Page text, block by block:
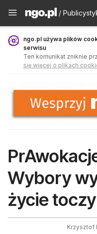
Publicystyka -
/
ngo.pl używa plików
serwisu
Ten komunikat zniknie
się więcej o plikach
Wybory
życie
Krzysztof